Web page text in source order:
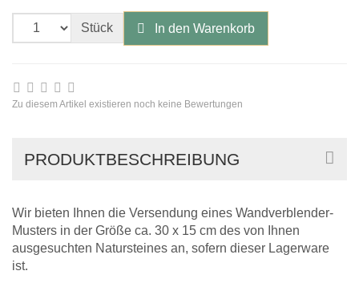
Stück In den Warenkorb
Zu diesem Artikel existieren noch keine Bewertungen
PRODUKTBESCHREIBUNG
Wir bieten Ihnen die Versendung eines Wandverblender-
Musters in der Größe ca. 30 x 15 cm des von Ihnen
ausgesuchten Natursteines an, sofern dieser Lagerware
ist.